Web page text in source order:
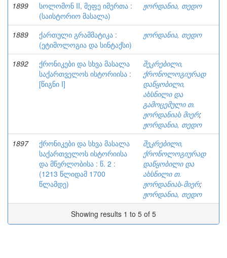
1899
სოლომონ II, მეფე იმერთა :
(საისტორიო მასალა)
ჟორდანია, თედო
1889
ქართული გრამმატიკა :
(ეტიმოლოგია და სინტაქსი)
ჟორდანია, თედო
1892
ქრონიკები და სხვა მასალა
საქართველოს ისტორიისა :
[წიგნი I]
შეკრებილი,
ქრონოლოგიურად
დაწყობილი,
ახსნილი და
გამოცემული თ.
ჟორდანიას მიერ;
ჟორდანია, თედო
1897
ქრონიკები და სხვა მასალა
საქართველოს ისტორიისა
და მწერლობისა : წ. 2 :
(1213 წლიდამ 1700
წლამდე)
შეკრებილი,
ქრონოლოგიურად
დაწყობილი და
ახსნილი თ.
ჟორდანიას-მიერ;
ჟორდანია, თედო
Showing results 1 to 5 of 5